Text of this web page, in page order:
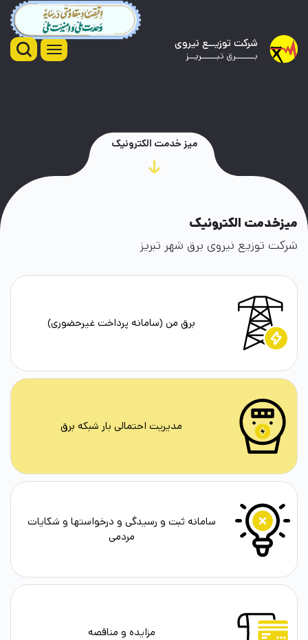
شرکت توزیــع نیروی
بـــــــرق تبــــــریــز
میز خدمت الکترونیک
میزخدمت الکترونیک
شرکت توزیع نیروی برق شهر تبریز
برق من (سامانه پرداخت غیرحضوری)
مدیریت احتمالی بار شبکه برق
سامانه ثبت و رسیدگی و درخواستها و شکایات
مردمی
مزایده و مناقصه